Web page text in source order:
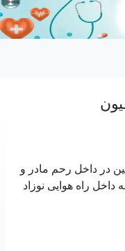
در داخل‌ رحم‌ مادر و
داخل‌ راه هوایی‌ نوزاد